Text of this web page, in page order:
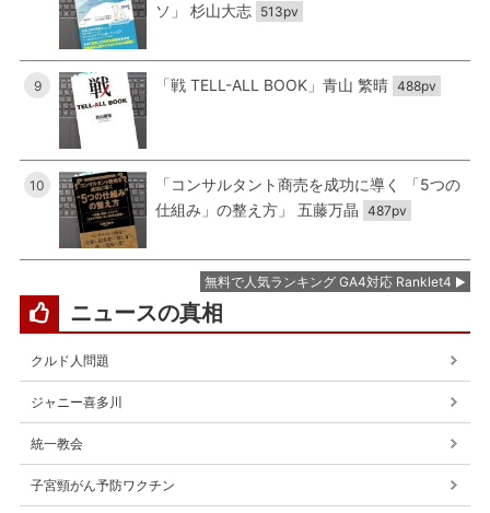
ソ」 杉山大志 513pv
9 「戦 TELL-ALL BOOK」青山 繁晴 488pv
10
「コンサルタント商売を成功に導く 「5つの
仕組み」の整え方」 五藤万晶 487pv
無料で人気ランキング GA4対応 Ranklet4
ニュースの真相
クルド人問題
ジャニー喜多川
統一教会
子宮頸がん予防ワクチン